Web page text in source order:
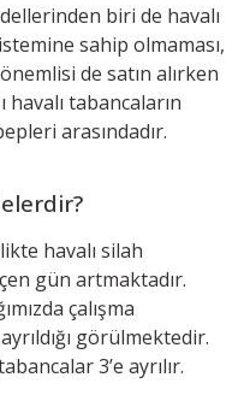
biri de havalı
sahip olmaması,
de satın alırken
tabancaların
arasındadır.
havalı silah
gün artmaktadır.
çalışma
görülmektedir.
3’e ayrılır.